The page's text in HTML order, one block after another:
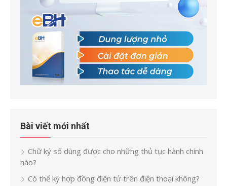
Bài viết mới nhất
Chữ ký số dùng được cho những thủ tục hành chính
nào?
Có thể ký hợp đồng điện tử trên điện thoại không?